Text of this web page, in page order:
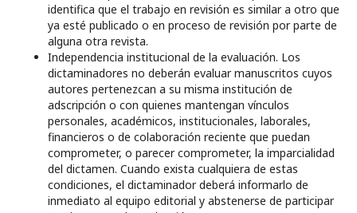
identifica que el trabajo en revisión es similar a otro que
ya esté publicado o en proceso de revisión por parte de
alguna otra revista.
Independencia institucional de la evaluación. Los
dictaminadores no deberán evaluar manuscritos cuyos
autores pertenezcan a su misma institución de
adscripción o con quienes mantengan vínculos
personales, académicos, institucionales, laborales,
financieros o de colaboración reciente que puedan
comprometer, o parecer comprometer, la imparcialidad
del dictamen. Cuando exista cualquiera de estas
condiciones, el dictaminador deberá informarlo de
inmediato al equipo editorial y abstenerse de participar